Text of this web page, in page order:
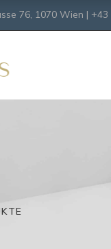
76, 1070 Wien | +43